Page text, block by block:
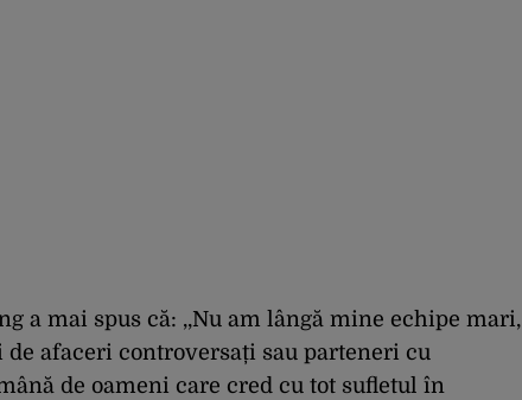
a mai spus că: ,,Nu am lângă mine echipe mari,
afaceri controversați sau parteneri cu
de oameni care cred cu tot sufletul în